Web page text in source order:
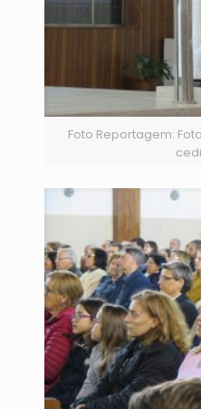
Foto Reportagem: